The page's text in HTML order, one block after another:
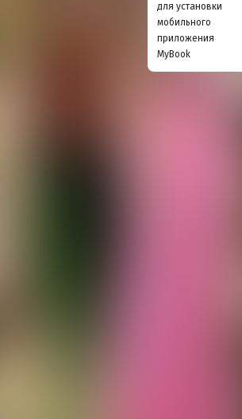
для установки
мобильного
приложения
MyBook